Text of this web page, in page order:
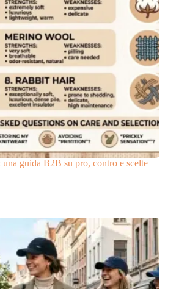
guida B2B su pro, contro e scelte